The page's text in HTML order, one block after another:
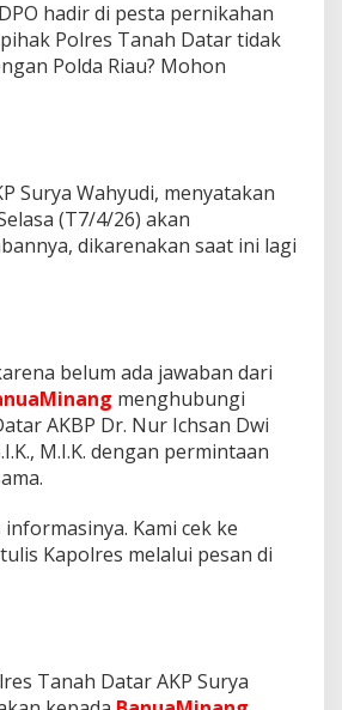
hadir di pesta pernikahan
Polres Tanah Datar tidak
Polda Riau? Mohon
Surya Wahyudi, menyatakan
(T7/4/26) akan
dikarenakan saat ini lagi
belum ada jawaban dari
menghubungi
AKBP Dr. Nur Ichsan Dwi
M.I.K. dengan permintaan
Kami cek ke
Kapolres melalui pesan di
Tanah Datar AKP Surya